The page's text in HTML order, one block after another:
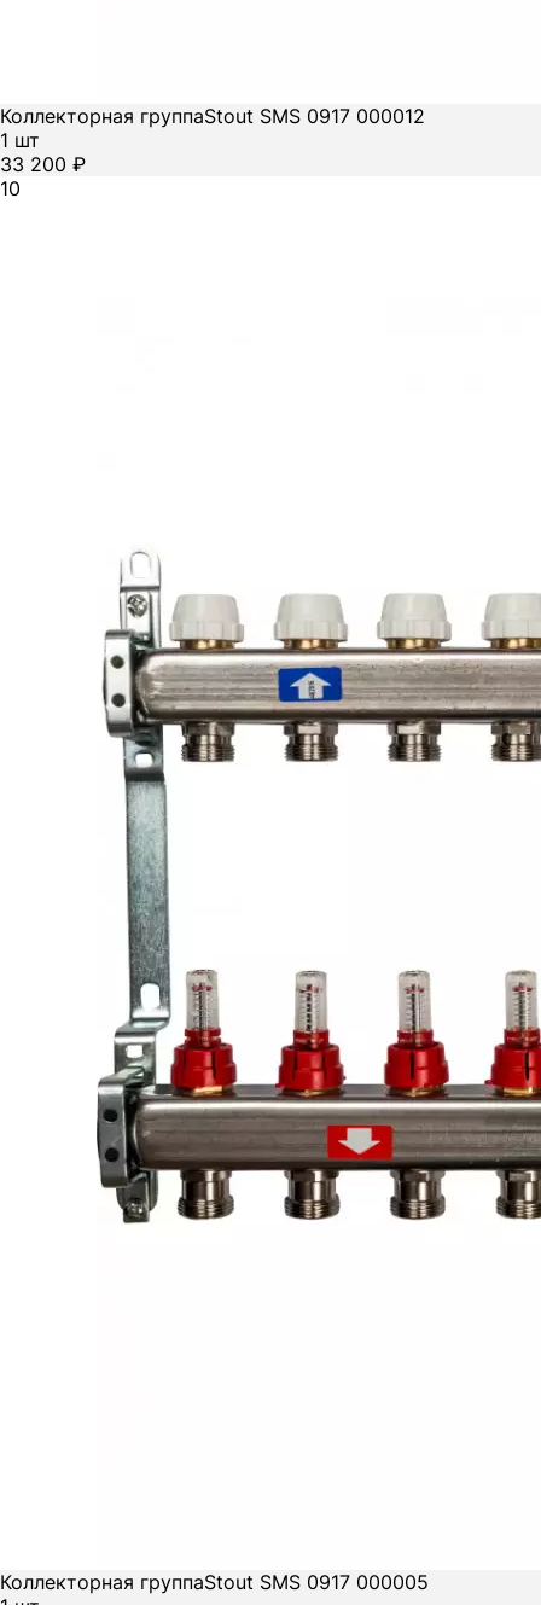
Коллекторная группаStout SMS 0917 000012
1 шт
33 200 ₽
10
Коллекторная группаStout SMS 0917 000005